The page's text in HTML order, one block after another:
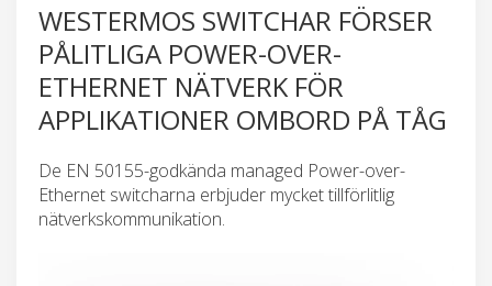
WESTERMOS SWITCHAR FÖRSER
PÅLITLIGA POWER-OVER-
ETHERNET NÄTVERK FÖR
APPLIKATIONER OMBORD PÅ TÅG
De EN 50155-godkända managed Power-over-
Ethernet switcharna erbjuder mycket tillförlitlig
nätverkskommunikation.